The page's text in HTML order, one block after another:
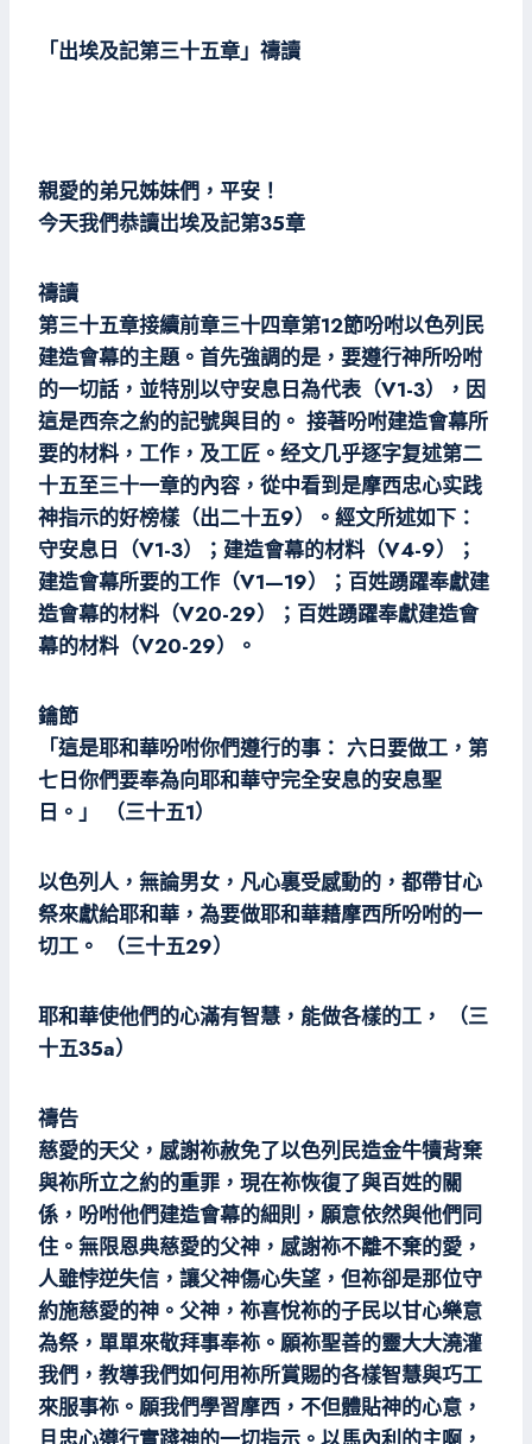
「出埃及記第三十五章」禱讀
親愛的弟兄姊妹們，平安！
今天我們恭讀岀埃及記第35章
禱讀
第三十五章接續前章三十四章第12節吩咐以色列民
建造會幕的主題。首先強調的是，要遵行神所吩咐
的一切話，並特別以守安息日為代表（V1-3），因
這是西奈之約的記號與目的。 接著吩咐建造會幕所
要的材料，工作，及工匠。经文几乎逐字复述第二
十五至三十一章的內容，從中看到是摩西忠心实践
神指示的好榜樣（出二十五9）。經文所述如下：
守安息日（V1-3）；建造會幕的材料（V4-9）；
建造會幕所要的工作（V1—19）；百姓踴躍奉獻建
造會幕的材料（V20-29）；百姓踴躍奉獻建造會
幕的材料（V20-29）。
鑰節
「這是耶和華吩咐你們遵行的事： 六日要做工，第
七日你們要奉為向耶和華守完全安息的安息聖
日。」 （三十五1）
以色列人，無論男女，凡心裏受感動的，都帶甘心
祭來獻給耶和華，為要做耶和華藉摩西所吩咐的一
切工。 （三十五29）
耶和華使他們的心滿有智慧，能做各樣的工， （三
十五35a）
禱告
慈愛的天父，感謝袮赦免了以色列民造金牛犢背棄
與袮所立之約的重罪，現在袮恢復了與百姓的關
係，吩咐他們建造會幕的細則，願意依然與他們同
住。無限恩典慈愛的父神，感謝袮不離不棄的愛，
人雖悖逆失信，讓父神傷心失望，但袮卻是那位守
約施慈愛的神。父神，袮喜悅袮的子民以甘心樂意
為祭，單單來敬拜事奉袮。願袮聖善的靈大大澆灌
我們，教導我們如何用袮所賞賜的各樣智慧與巧工
來服事袮。願我們學習摩西，不但體貼神的心意，